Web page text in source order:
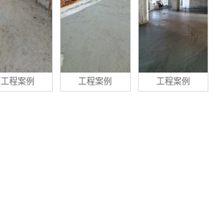
工程案例 工程案例 工程案例